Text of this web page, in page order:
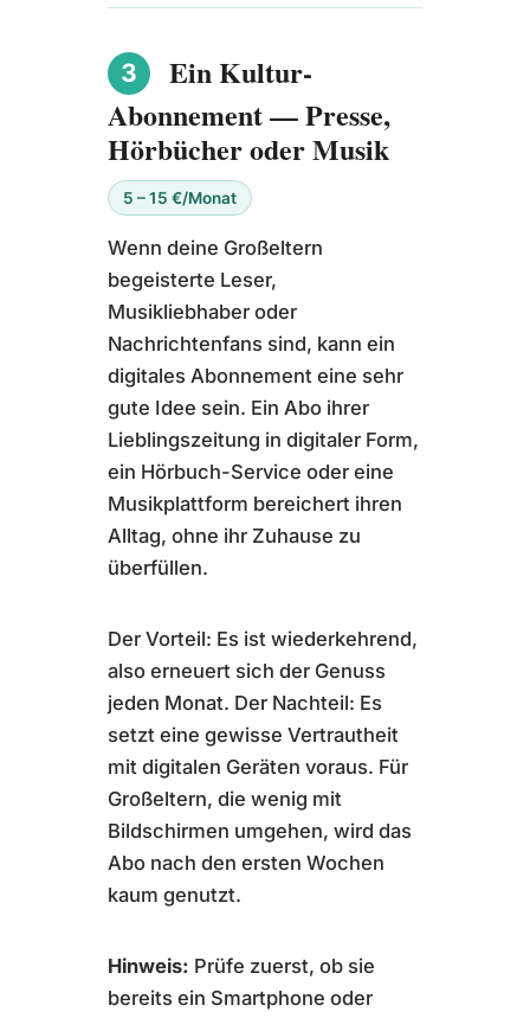
3
Ein Kultur-
Abonnement — Presse,
Hörbücher oder Musik
5 – 15 €/Monat
Wenn deine Großeltern
begeisterte Leser,
Musikliebhaber oder
Nachrichtenfans sind, kann ein
digitales Abonnement eine sehr
gute Idee sein. Ein Abo ihrer
Lieblingszeitung in digitaler Form,
ein Hörbuch-Service oder eine
Musikplattform bereichert ihren
Alltag, ohne ihr Zuhause zu
überfüllen.
Der Vorteil: Es ist wiederkehrend,
also erneuert sich der Genuss
jeden Monat. Der Nachteil: Es
setzt eine gewisse Vertrautheit
mit digitalen Geräten voraus. Für
Großeltern, die wenig mit
Bildschirmen umgehen, wird das
Abo nach den ersten Wochen
kaum genutzt.
Hinweis: Prüfe zuerst, ob sie
bereits ein Smartphone oder